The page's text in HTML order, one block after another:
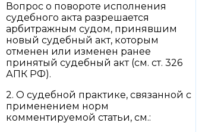
Вопрос о повороте исполнения
судебного акта разрешается
арбитражным судом, принявшим
новый судебный акт, которым
отменен или изменен ранее
принятый судебный акт (см. ст. 326
АПК РФ).
2. О судебной практике, связанной с
применением норм
комментируемой статьи, см.: